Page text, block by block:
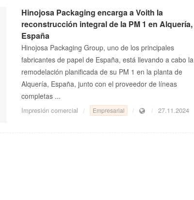
Hinojosa Packaging encarga a Voith la
reconstrucción integral de la PM 1 en Alquería,
España
Hinojosa Packaging Group, uno de los principales
fabricantes de papel de España, está llevando a cabo la
remodelación planificada de su PM 1 en la planta de
Alquería, España, junto con el proveedor de líneas
completas ...
Impresión comercial Empresarial 27.11.2024